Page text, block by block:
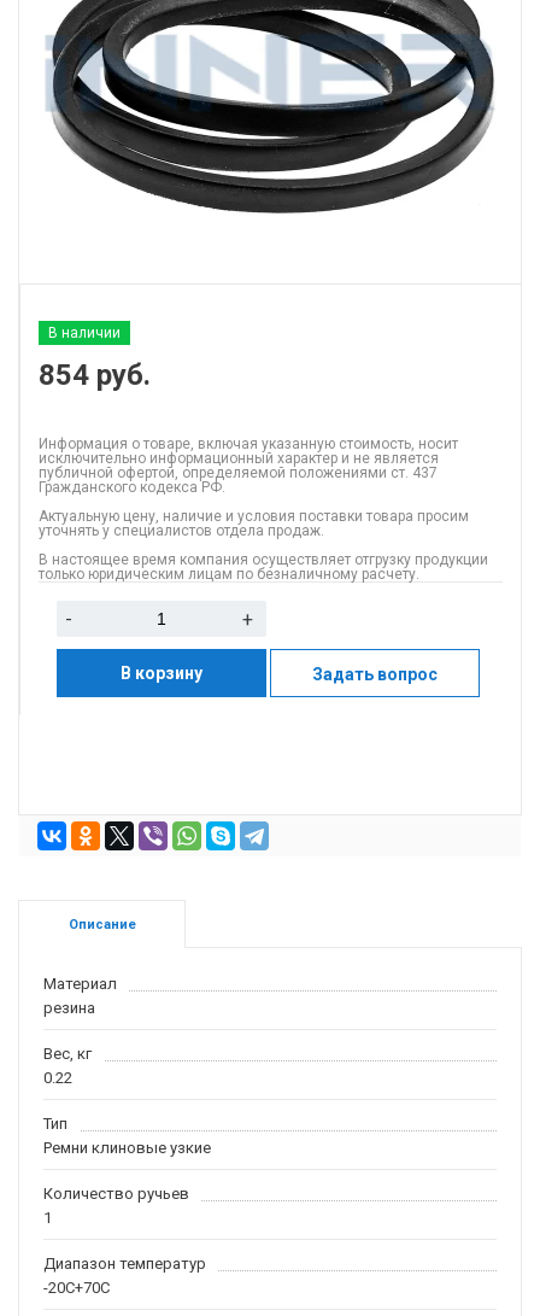
В наличии
854 руб.
Информация о товаре, включая указанную стоимость, носит
исключительно информационный характер и не является
публичной офертой, определяемой положениями ст. 437
Гражданского кодекса РФ.
Актуальную цену, наличие и условия поставки товара просим
уточнять у специалистов отдела продаж.
В настоящее время компания осуществляет отгрузку продукции
только юридическим лицам по безналичному расчету.
- +
В корзину Задать вопрос
Описание
Материал
резина
Вес, кг
0.22
Тип
Ремни клиновые узкие
Количество ручьев
1
Диапазон температур
-20С+70С